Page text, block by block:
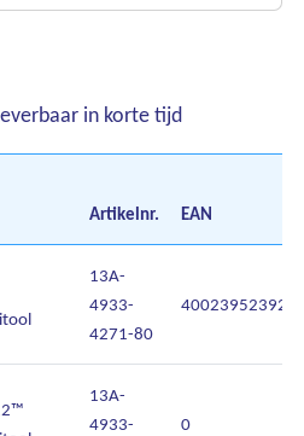
merken
diensten
Kalkhuis
in korte tijd
Artikelnr. EAN
13A-
4933-
4271-80
13A-
4933-
0